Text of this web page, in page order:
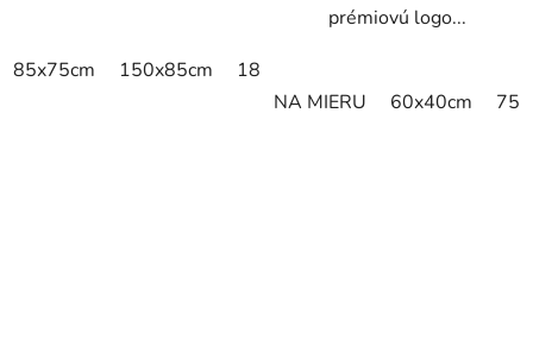
85x75cm 150x85cm 180x115cm
prémiovú logo...
NA MIERU 60x40cm